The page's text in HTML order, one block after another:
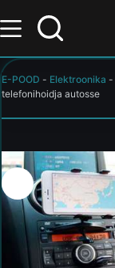
E-POOD - Elektroonika -
telefonihoidja autosse